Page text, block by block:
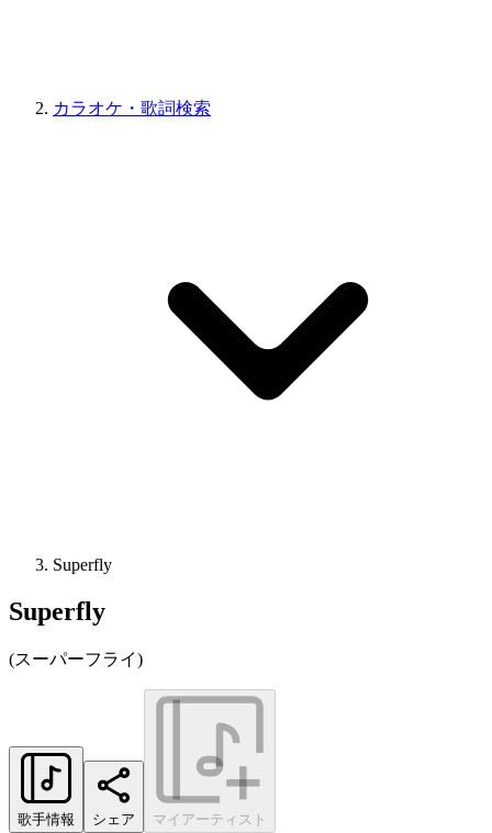
カラオケ・歌詞検索
Superfly
Superfly
(スーパーフライ)
歌手情報 シェア マイアーティスト